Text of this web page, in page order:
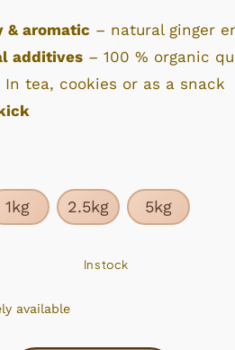
& aromatic – natural ginger
additives– 100 % organic
In tea, cookies or as a snack
1kg 2.5kg 5kg
available
In stock